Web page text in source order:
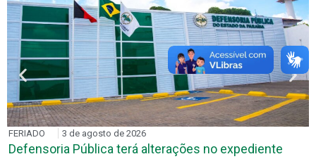
FERIADO 3 de agosto de 2026
Defensoria Pública terá alterações no expediente